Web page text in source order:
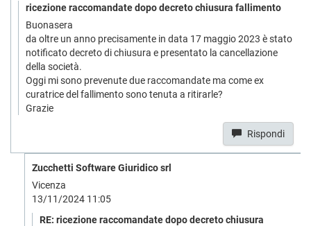
ricezione raccomandate dopo decreto chiusura fallimento
Buonasera
da oltre un anno precisamente in data 17 maggio 2023 è stato
notificato decreto di chiusura e presentato la cancellazione
della società.
Oggi mi sono prevenute due raccomandate ma come ex
curatrice del fallimento sono tenuta a ritirarle?
Grazie
Rispondi
Zucchetti Software Giuridico srl
Vicenza
13/11/2024 11:05
RE: ricezione raccomandate dopo decreto chiusura